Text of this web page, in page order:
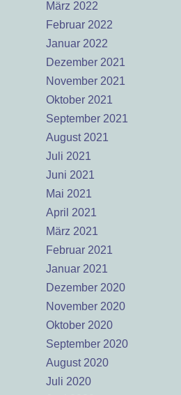
März 2022
Februar 2022
Januar 2022
Dezember 2021
November 2021
Oktober 2021
September 2021
August 2021
Juli 2021
Juni 2021
Mai 2021
April 2021
März 2021
Februar 2021
Januar 2021
Dezember 2020
November 2020
Oktober 2020
September 2020
August 2020
Juli 2020